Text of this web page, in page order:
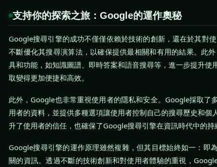
支持你的探索之旅：Google的運作奧秘
Google搜尋引擎的成功不僅僅依賴於技術的創新，還在於其對
不斷優化其搜尋演算法，以確保提供最相關和有用的結果。此
具和功能，如知識圖譜、即時答案和語音搜尋等，進一步提升使
取變得更加便捷和高效。
此外，Google也非常重視使用者的隱私和安全。Google採取了
用者的資料，並提供多種選項讓使用者控制自己的搜尋歷史和個
升了使用者的信任，也確保了Google搜尋引擎在資訊時代中的
Google搜尋引擎的運作原理雖然複雜，但其目標始終如一：即
關的資訊。透過不斷的技術創新和對使用者體驗的重視，